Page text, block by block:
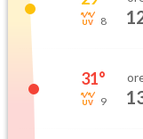
8
31°
9